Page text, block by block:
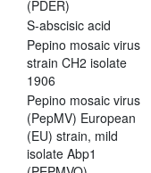
(PDER)
S-abscisic acid
Pepino mosaic virus
strain CH2 isolate
1906
Pepino mosaic virus
(PepMV) European
(EU) strain, mild
isolate Abp1